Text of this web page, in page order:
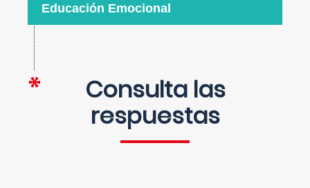
Educación Emocional
Consulta las
respuestas